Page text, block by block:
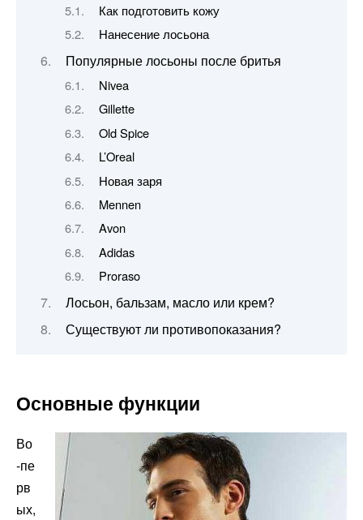
Как подготовить кожу
Нанесение лосьона
Популярные лосьоны после бритья
Nivea
Gillette
Old Spice
L’Oreal
Новая заря
Mennen
Avon
Adidas
Proraso
Лосьон, бальзам, масло или крем?
Существуют ли противопоказания?
Основные функции
Во
-пе
рв
ых,